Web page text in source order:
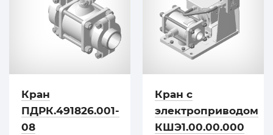
Кран
ПДРК.491826.001-
08
Кран с
электроприводом
КШЭ1.00.00.000